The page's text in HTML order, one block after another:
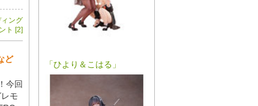
ング
ト [2]
ど
今回
モ
「ひより＆こはる」